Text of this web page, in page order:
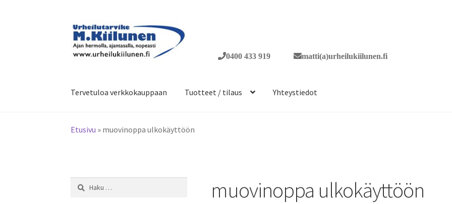
0400 433 919 matti(a)urheilukiilunen.fi
Siirry
navigointiin
Siirry
sisältöön
Tervetuloa verkkokauppaan Tuotteet / tilaus Yhteystiedot
Etusivu » muovinoppa ulkokäyttöön
muovinoppa ulkokäyttöön
Haku: